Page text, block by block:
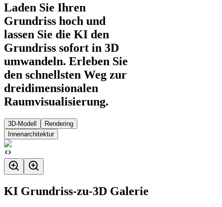
Laden Sie Ihren
Grundriss hoch und
lassen Sie die KI den
Grundriss sofort in 3D
umwandeln. Erleben Sie
den schnellsten Weg zur
dreidimensionalen
Raumvisualisierung.
3D-Modell
Rendering
Innenarchitektur
KI Grundriss-zu-3D Galerie